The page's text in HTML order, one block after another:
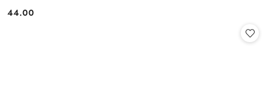
Cena:
44.00